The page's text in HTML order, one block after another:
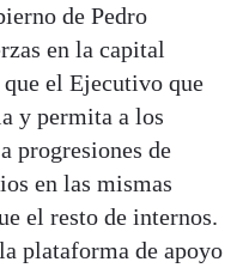
de Pedro
en la capital
el Ejecutivo que
y permita a los
progresiones de
en las mismas
el resto de internos.
plataforma de apoyo